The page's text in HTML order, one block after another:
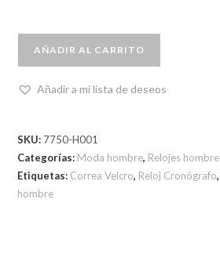
AÑADIR AL CARRITO
Añadir a mi lista de deseos
SKU: 7750-H001
Categorías: Moda hombre, Relojes hombre
Etiquetas: Correa Velcro, Reloj Cronógrafo,
hombre